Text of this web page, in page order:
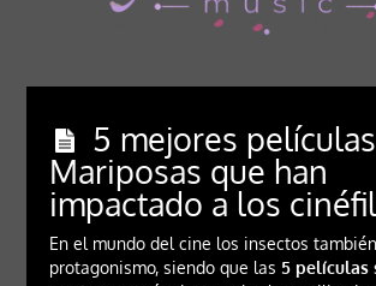
5 mejores
Mariposas que han
impactado a los
En el mundo del cine los insectos
protagonismo, siendo que las 5 películas